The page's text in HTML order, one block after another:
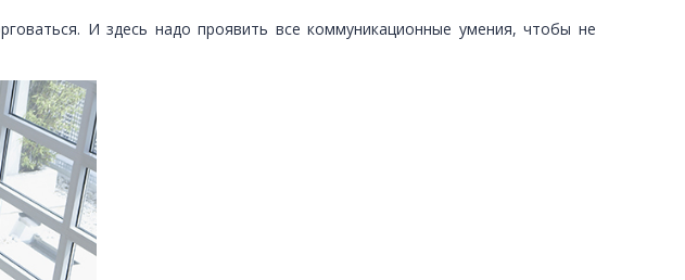
И здесь надо проявить все коммуникационные умения, чтобы не